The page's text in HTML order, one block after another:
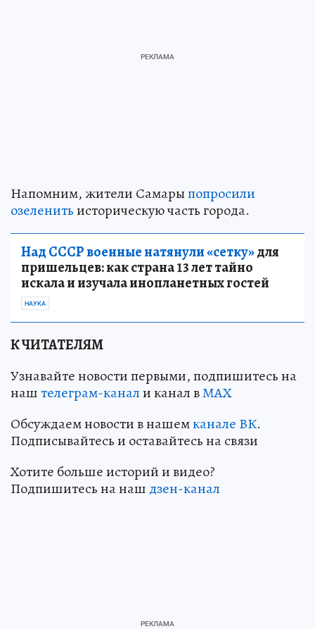
Напомним, жители Самарыпопросили
озеленитьисторическую часть города.
Над СССР военные натянули «сетку»для
пришельцев: как страна 13 лет тайно
искала и изучала инопланетных гостей
НАУКА
К ЧИТАТЕЛЯМ
Узнавайте новости первыми, подпишитесь на
наштелеграм-канали канал вМАХ
Обсуждаем новости в нашемканале ВК.
Подписывайтесь и оставайтесь на связи
Хотите больше историй и видео?
Подпишитесь на наш дзен-канал